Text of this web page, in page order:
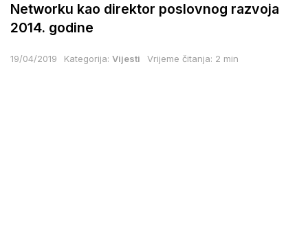
Networku kao direktor poslovnog razvoja
2014. godine
19/04/2019 Kategorija: Vijesti Vrijeme čitanja: 2 min